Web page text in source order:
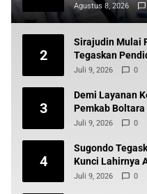
Agustus 8, 2026
2
Sirajudin Mulai
Tegaskan
Juli 9, 2026 0
3
Demi Layanan
Pemkab
BLUD
Juli 9, 2026 0
4
Sugondo
Kunci Lahirnya
Berintegritas
Juli 9, 2026 0